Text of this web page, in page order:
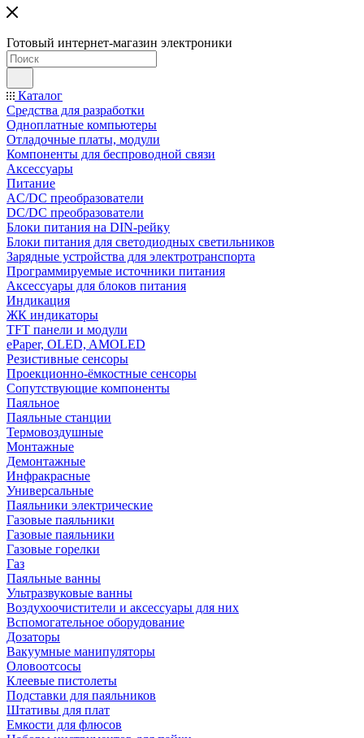
Готовый интернет-магазин электроники
Каталог
Средства для разработки
Одноплатные компьютеры
Отладочные платы, модули
Компоненты для беспроводной связи
Аксессуары
Питание
AC/DC преобразователи
DC/DC преобразователи
Блоки питания на DIN-рейку
Блоки питания для светодиодных светильников
Зарядные устройства для электротранспорта
Программируемые источники питания
Аксессуары для блоков питания
Индикация
ЖК индикаторы
TFT панели и модули
ePaper, OLED, AMOLED
Резистивные сенсоры
Проекционно-ёмкостные сенсоры
Сопутствующие компоненты
Паяльное
Паяльные станции
Термовоздушные
Монтажные
Демонтажные
Инфракрасные
Универсальные
Паяльники электрические
Газовые паяльники
Газовые паяльники
Газовые горелки
Газ
Паяльные ванны
Ультразвуковые ванны
Воздухоочистители и аксессуары для них
Вспомогательное оборудование
Дозаторы
Вакуумные манипуляторы
Оловоотсосы
Клеевые пистолеты
Подставки для паяльников
Штативы для плат
Емкости для флюсов